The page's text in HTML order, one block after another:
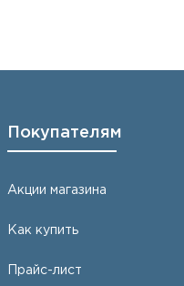
Покупателям
Акции магазина
Как купить
Прайс-лист